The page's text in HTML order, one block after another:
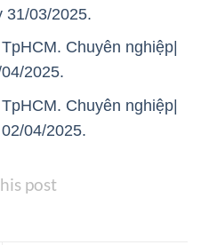
31/03/2025.
Chuyên nghiệp|
2025.
Chuyên nghiệp|
04/2025.
post